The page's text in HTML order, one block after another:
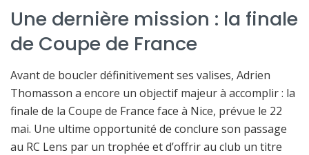
Une dernière mission : la finale
de Coupe de France
Avant de boucler définitivement ses valises, Adrien
Thomasson a encore un objectif majeur à accomplir : la
finale de la Coupe de France face à Nice, prévue le 22
mai. Une ultime opportunité de conclure son passage
au RC Lens par un trophée et d’offrir au club un titre